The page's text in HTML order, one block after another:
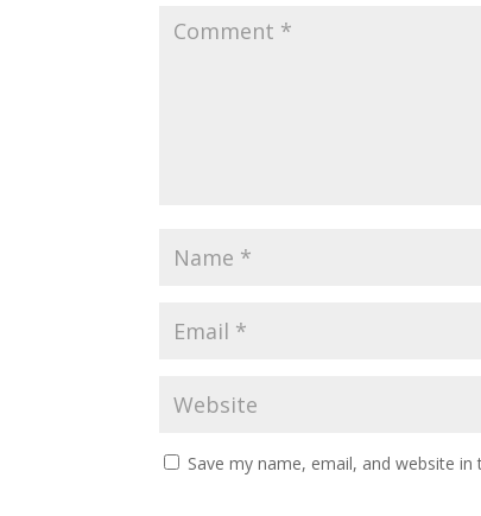
Save my name, email, and website